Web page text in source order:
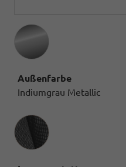
Außenfarbe
Indiumgrau Metallic
Innenausstattung